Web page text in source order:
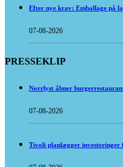
Efter nye krav: Emballage på
07-08-2026
PRESSEKLIP
Norrlyst åbner
07-08-2026
Tivoli planlægger investeringer